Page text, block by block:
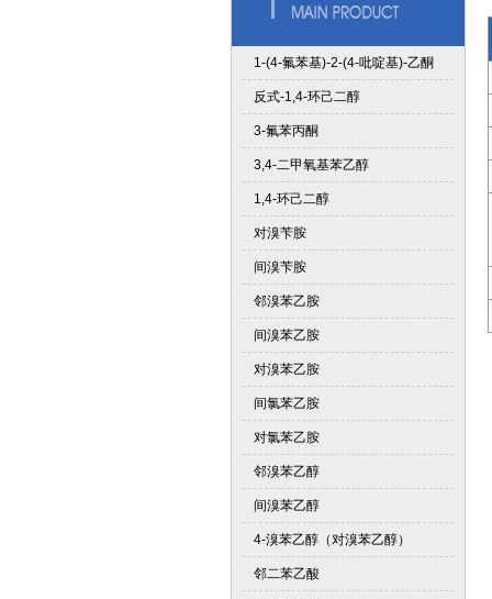
1-(4-氟苯基)-2-(4-吡啶基)-乙酮
反式-1,4-环己二醇
3-氟苯丙酮
3,4-二甲氧基苯乙醇
1,4-环己二醇
对溴苄胺
间溴苄胺
邻溴苯乙胺
间溴苯乙胺
对溴苯乙胺
间氯苯乙胺
对氯苯乙胺
邻溴苯乙醇
间溴苯乙醇
4-溴苯乙醇（对溴苯乙醇）
邻二苯乙酸